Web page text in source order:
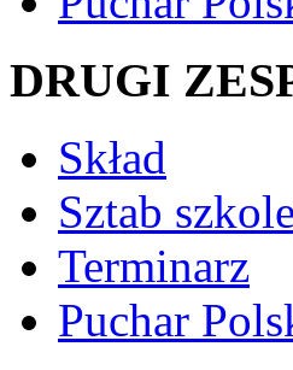
DRUGI
Skład
Sztab
Terminarz
Puchar